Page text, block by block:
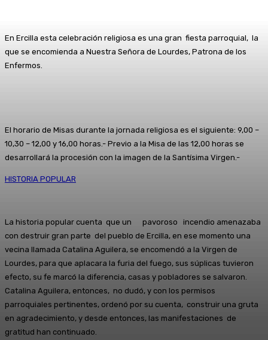
En Ercilla esta celebración religiosa es una gran fiesta parroquial, la
que se encomienda a Nuestra Señora de Lourdes, Patrona de los
Enfermos.
El horario de Misas durante la jornada religiosa es el siguiente: 9,00 –
10,30 – 12,00 y 16,00 horas.- Previo a la Misa de las 12,00 horas se
desarrollará la procesión con la imagen de la Santísima Virgen.-
HISTORIA POPULAR
La historia popular cuenta que un pavoroso incendio amenazaba
con destruir gran parte del pueblo de Ercilla, en ese momento una
vecina llamada Catalina Aguilera, se encomendó a la Virgen de
Lourdes, para que aplacara la furia del fuego, sus súplicas tuvieron
efecto, su fe marcó la diferencia, casas y pobladores se salvaron.
Catalina Aguilera, entonces, no dudó, y con los permisos
parroquiales pertinentes, ordenó por su cuenta, construir una gruta
en agradecimiento, y desde entonces, las manifestaciones de
gratitud han continuado.